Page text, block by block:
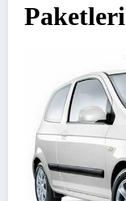
Paketleri